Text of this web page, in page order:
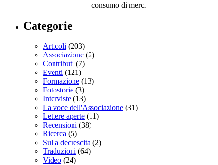
consumo di merci
Categorie
Articoli (203)
Associazione (2)
Contributi (7)
Eventi (121)
Formazione (13)
Fotostorie (3)
Interviste (13)
La voce dell'Associazione (31)
Lettere aperte (11)
Recensioni (38)
Ricerca (5)
Sulla decrescita (2)
Traduzioni (64)
Video (24)